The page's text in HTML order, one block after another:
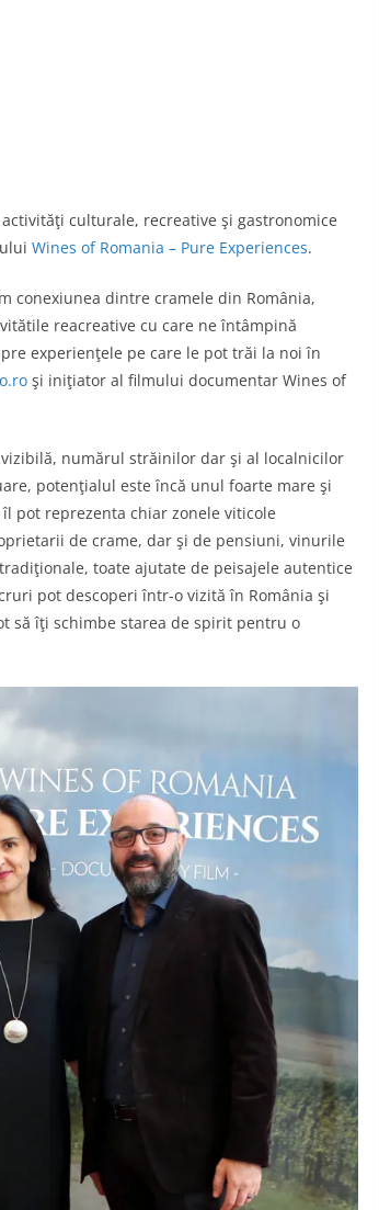
culturale, recreative şi gastronomice
Wines of Romania – Pure Experiences.
conexiunea dintre cramele din România,
reacreative cu care ne întâmpină
experienţele pe care le pot trăi la noi în
şi iniţiator al filmului documentar Wines of
numărul străinilor dar şi al localnicilor
potenţialul este încă unul foarte mare şi
pot reprezenta chiar zonele viticole
de crame, dar şi de pensiuni, vinurile
toate ajutate de peisajele autentice
pot descoperi într-o vizită în România şi
să îţi schimbe starea de spirit pentru o